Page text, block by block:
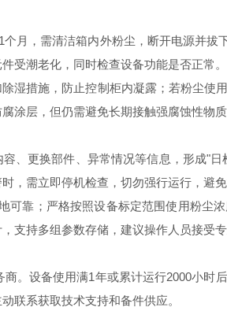
，需清洁箱内外粉尘，断开电源并拔
受潮老化，同时检查设备功能是否正常。
措施，防止控制柜内凝露；若粉尘使
涂层，但仍需避免长期接触强腐蚀性物质
更换部件、异常情况等信息，形成"
，需立即停机检查，切勿强行运行，避免
；严格按照设备标定范围使用粉尘
持多组参数存储，建议操作人员接受
设备使用满1年或累计运行2000小时
联系获取技术支持和备件供应。